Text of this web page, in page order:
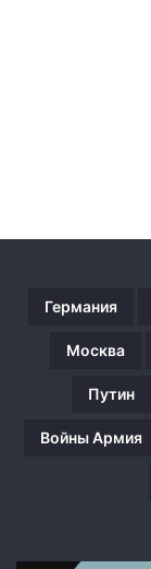
П
Германия
Москва
Путин
Войны Армия